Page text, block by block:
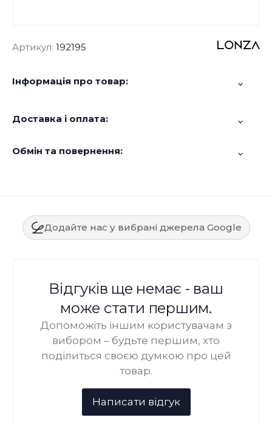
Артикул: 192195
Інформація про товар:
Доставка і оплата:
Обмін та повернення:
Додайте нас у вибрані джерела Google
Відгуків ще немає - ваш
може стати першим.
Допоможіть іншим користувачам з
вибором – будьте першим, хто
поділиться своєю думкою про цей
товар.